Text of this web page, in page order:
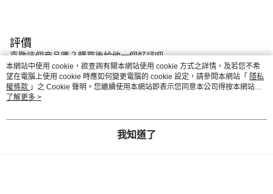
評價
喜歡這個商品嗎？購買後給他一個好評吧
本分類熱銷
本網站中使用 cookie，欲查詢有關本網站使用 cookie 方式之詳情，及若您不希
望在電腦上使用 cookie 時應如何變更電腦的 cookie 設定，請參閱本網站「 隱私
權條款 」之 Cookie 聲明。您繼續使用本網站即表示您同意本公司得按本網站使
用條款之 Cookie 聲明使用 cookie。
了解更多 >
我知道了